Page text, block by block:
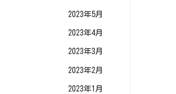
2023年5月
2023年4月
2023年3月
2023年2月
2023年1月